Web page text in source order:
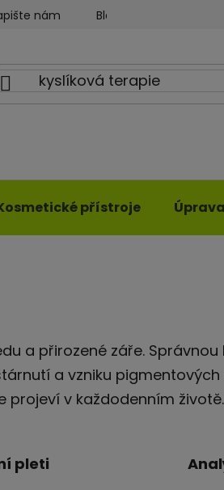
nám Blog ILWY
přístroje
a přirozené záře.
a vzniku
projeví v každodenním životě.
pleti